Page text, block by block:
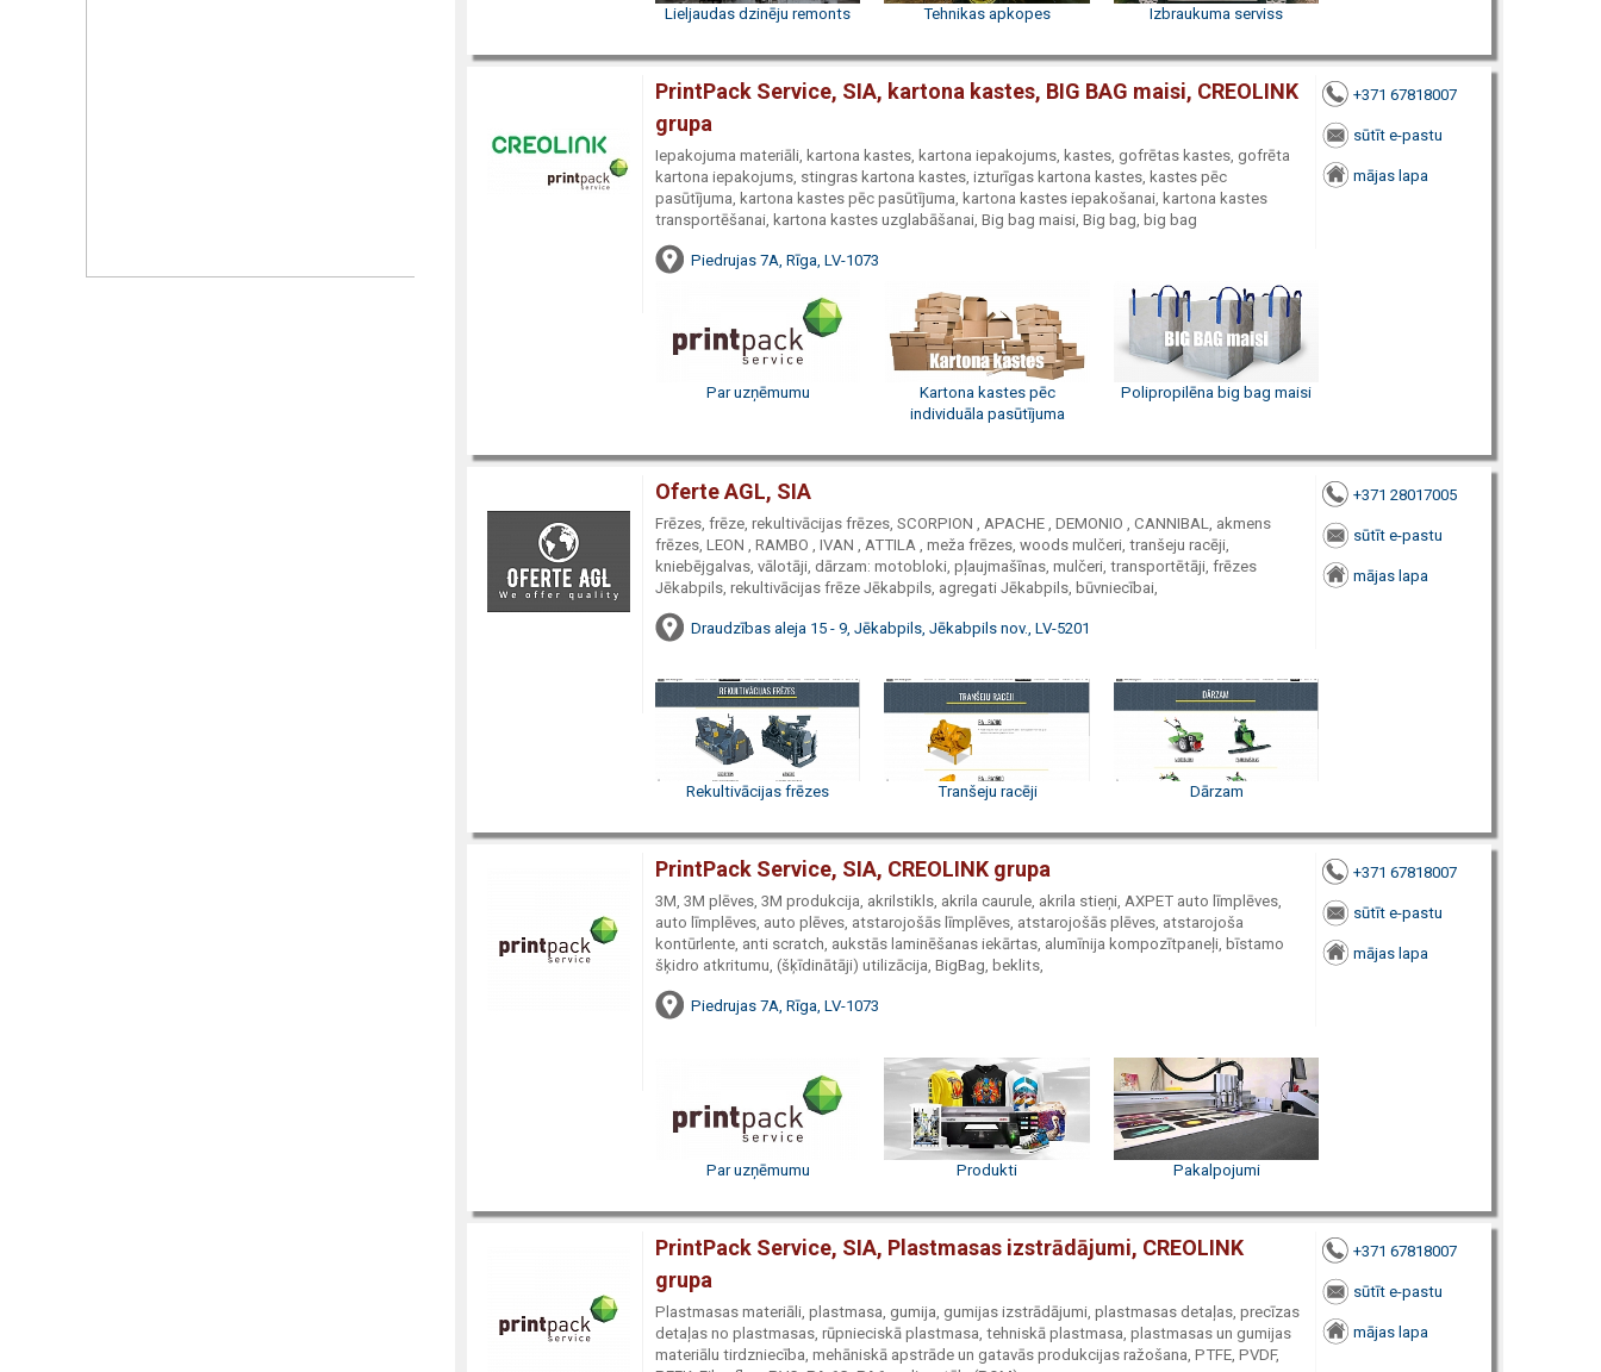
Lieljaudas dzinēju remonts Tehnikas apkopes Izbraukuma serviss
PrintPack Service, SIA, kartona kastes, BIG BAG maisi, CREOLINK
grupa
Iepakojuma materiāli, kartona kastes, kartona iepakojums, kastes, gofrētas kastes, gofrēta
kartona iepakojums, stingras kartona kastes, izturīgas kartona kastes, kastes pēc
pasūtījuma, kartona kastes pēc pasūtījuma, kartona kastes iepakošanai, kartona kastes
transportēšanai, kartona kastes uzglabāšanai, Big bag maisi, Big bag, big bag
Piedrujas 7A, Rīga, LV-1073
+371 67818007
sūtīt e-pastu
mājas lapa
Par uzņēmumu
Kartona kastes pēc
individuāla pasūtījuma
Polipropilēna big bag maisi
Oferte AGL, SIA
Frēzes, frēze, rekultivācijas frēzes, SCORPION , APACHE , DEMONIO , CANNIBAL, akmens
frēzes, LEON , RAMBO , IVAN , ATTILA , meža frēzes, woods mulčeri, tranšeju racēji,
kniebējgalvas, vālotāji, dārzam: motobloki, pļaujmašīnas, mulčeri, transportētāji, frēzes
Jēkabpils, rekultivācijas frēze Jēkabpils, agregati Jēkabpils, būvniecībai,
Draudzības aleja 15 - 9, Jēkabpils, Jēkabpils nov., LV-5201
+371 28017005
sūtīt e-pastu
mājas lapa
Rekultivācijas frēzes Tranšeju racēji Dārzam
PrintPack Service, SIA, CREOLINK grupa
3M, 3M plēves, 3M produkcija, akrilstikls, akrila caurule, akrila stieņi, AXPET auto līmplēves,
auto līmplēves, auto plēves, atstarojošās līmplēves, atstarojošās plēves, atstarojoša
kontūrlente, anti scratch, aukstās laminēšanas iekārtas, alumīnija kompozītpaneļi, bīstamo
šķidro atkritumu, (šķīdinātāji) utilizācija, BigBag, beklits,
Piedrujas 7A, Rīga, LV-1073
+371 67818007
sūtīt e-pastu
mājas lapa
Par uzņēmumu Produkti Pakalpojumi
PrintPack Service, SIA, Plastmasas izstrādājumi, CREOLINK
grupa
Plastmasas materiāli, plastmasa, gumija, gumijas izstrādājumi, plastmasas detaļas, precīzas
detaļas no plastmasas, rūpnieciskā plastmasa, tehniskā plastmasa, plastmasas un gumijas
materiālu tirdzniecība, mehāniskā apstrāde un gatavās produkcijas ražošana, PTFE, PVDF,
+371 67818007
sūtīt e-pastu
mājas lapa